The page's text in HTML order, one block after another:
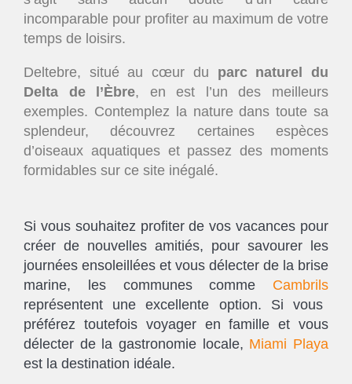
incomparable pour profiter au maximum de votre
temps de loisirs.
Deltebre, situé au cœur du parc naturel du
Delta de l’Èbre, en est l’un des meilleurs
exemples. Contemplez la nature dans toute sa
splendeur, découvrez certaines espèces
d’oiseaux aquatiques et passez des moments
formidables sur ce site inégalé.
Si vous souhaitez profiter de vos vacances pour
créer de nouvelles amitiés, pour savourer les
journées ensoleillées et vous délecter de la brise
marine, les communes comme Cambrils
représentent une excellente option. Si vous
préférez toutefois voyager en famille et vous
délecter de la gastronomie locale, Miami Playa
est la destination idéale.